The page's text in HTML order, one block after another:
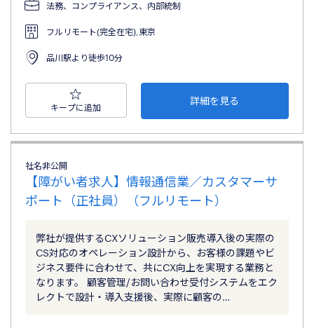
法務、コンプライアンス、内部統制
フルリモート(完全在宅),東京
品川駅より徒歩10分
キープに追加
詳細を見る
社名非公開
【障がい者求人】情報通信業／カスタマーサ
ポート（正社員）（フルリモート）
弊社が提供するCXソリューション販売導入後の実際の
CS対応のオペレーション設計から、お客様の課題やビ
ジネス要件に合わせて、共にCX向上を実現する業務と
なります。 顧客管理/お問い合わせ受付システムをエク
レクトで設計・導入支援後、実際に顧客の…